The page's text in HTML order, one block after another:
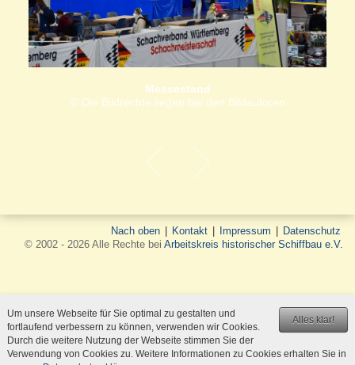
Messestand
© Die Bildrechte liegen bei den Bildautoren
Nach oben Kontakt Impressum
Datenschutz
© 2002 - 2026 Alle Rechte bei Arbeitskreis historischer Schiffbau e.V.
Alles klar!
Um unsere Webseite für Sie optimal zu gestalten und
fortlaufend verbessern zu können, verwenden wir Cookies.
Durch die weitere Nutzung der Webseite stimmen Sie der
Verwendung von Cookies zu. Weitere Informationen zu Cookies erhalten Sie in